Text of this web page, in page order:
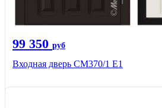
99 350 руб
Входная дверь СМ370/1 Е1